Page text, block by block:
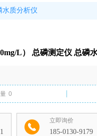
水质分析仪
L） 总磷测定仪 总磷
0
立即询价
185-0130-9179